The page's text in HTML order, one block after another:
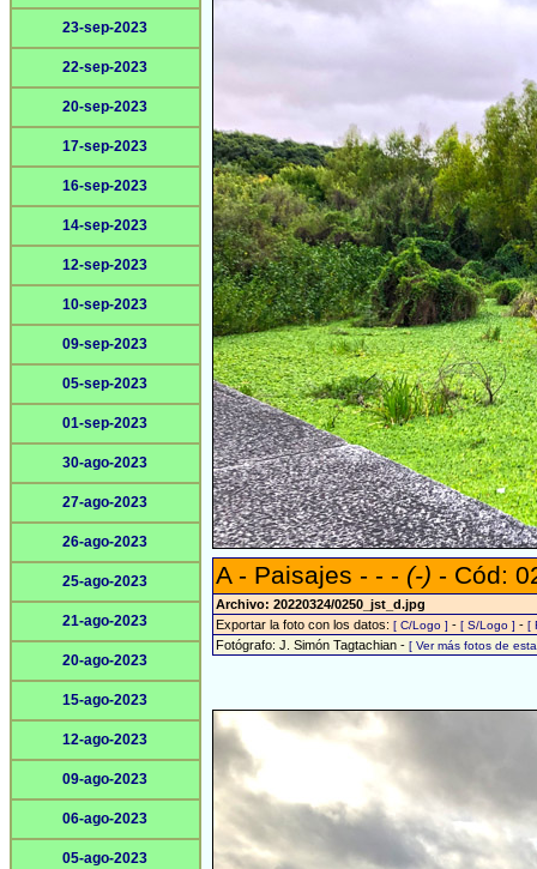
23-sep-2023
22-sep-2023
20-sep-2023
17-sep-2023
16-sep-2023
14-sep-2023
12-sep-2023
10-sep-2023
09-sep-2023
05-sep-2023
01-sep-2023
30-ago-2023
27-ago-2023
26-ago-2023
25-ago-2023
21-ago-2023
20-ago-2023
15-ago-2023
12-ago-2023
09-ago-2023
06-ago-2023
05-ago-2023
A - Paisajes - - - (-) - Cód:
Archivo: 20220324/0250_jst_d.jpg
Exportar la foto con los datos: [ C/Logo ] - [ S/Logo ] - [
Fotógrafo: J. Simón Tagtachian - [ Ver más fotos de